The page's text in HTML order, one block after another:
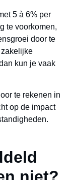
5 à 6% per
te voorkomen,
door te
kun je vaak
te rekenen in
op de impact